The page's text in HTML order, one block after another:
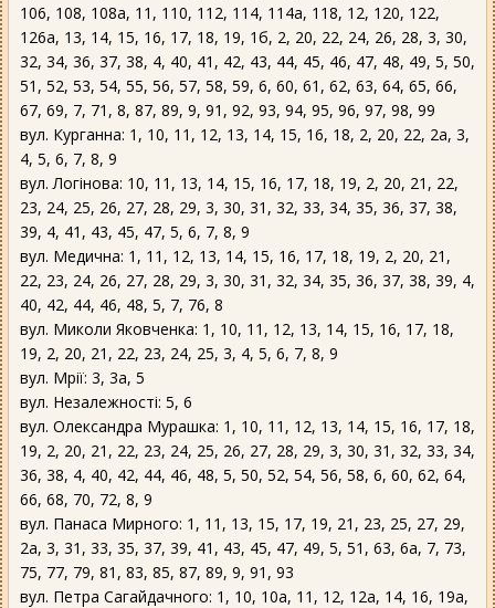
106, 108, 108а, 11, 110, 112, 114, 114а, 118, 12, 120, 122,
126а, 13, 14, 15, 16, 17, 18, 19, 1б, 2, 20, 22, 24, 26, 28, 3, 30,
32, 34, 36, 37, 38, 4, 40, 41, 42, 43, 44, 45, 46, 47, 48, 49, 5, 50,
51, 52, 53, 54, 55, 56, 57, 58, 59, 6, 60, 61, 62, 63, 64, 65, 66,
67, 69, 7, 71, 8, 87, 89, 9, 91, 92, 93, 94, 95, 96, 97, 98, 99
вул. Курганна: 1, 10, 11, 12, 13, 14, 15, 16, 18, 2, 20, 22, 2а, 3,
4, 5, 6, 7, 8, 9
вул. Логінова: 10, 11, 13, 14, 15, 16, 17, 18, 19, 2, 20, 21, 22,
23, 24, 25, 26, 27, 28, 29, 3, 30, 31, 32, 33, 34, 35, 36, 37, 38,
39, 4, 41, 43, 45, 47, 5, 6, 7, 8, 9
вул. Медична: 1, 11, 12, 13, 14, 15, 16, 17, 18, 19, 2, 20, 21,
22, 23, 24, 26, 27, 28, 29, 3, 30, 31, 32, 34, 35, 36, 37, 38, 39, 4,
40, 42, 44, 46, 48, 5, 7, 76, 8
вул. Миколи Яковченка: 1, 10, 11, 12, 13, 14, 15, 16, 17, 18,
19, 2, 20, 21, 22, 23, 24, 25, 3, 4, 5, 6, 7, 8, 9
вул. Мрії: 3, 3а, 5
вул. Незалежності: 5, 6
вул. Олександра Мурашка: 1, 10, 11, 12, 13, 14, 15, 16, 17, 18,
19, 2, 20, 21, 22, 23, 24, 25, 26, 27, 28, 29, 3, 30, 31, 32, 33, 34,
36, 38, 4, 40, 42, 44, 46, 48, 5, 50, 52, 54, 56, 58, 6, 60, 62, 64,
66, 68, 70, 72, 8, 9
вул. Панаса Мирного: 1, 11, 13, 15, 17, 19, 21, 23, 25, 27, 29,
2а, 3, 31, 33, 35, 37, 39, 41, 43, 45, 47, 49, 5, 51, 63, 6а, 7, 73,
75, 77, 79, 81, 83, 85, 87, 89, 9, 91, 93
вул. Петра Сагайдачного: 1, 10, 10а, 11, 12, 12а, 14, 16, 19а,